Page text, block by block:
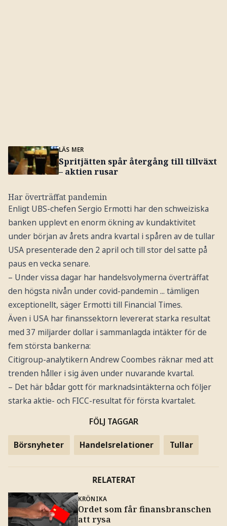
LÄS MER
Spritjätten spår återgång till tillväxt
– aktien rusar
Har överträffat pandemin
Enligt UBS-chefen Sergio Ermotti har den schweiziska
banken upplevt en enorm ökning av kundaktivitet
under början av årets andra kvartal i spåren av de tullar
USA presenterade den 2 april och till stor del satte på
paus en vecka senare.
– Under vissa dagar har handelsvolymerna överträffat
den högsta nivån under covid-pandemin ... tämligen
exceptionellt, säger Ermotti till Financial Times.
Även i USA har finanssektorn levererat starka resultat
med 37 miljarder dollar i sammanlagda intäkter för de
fem största bankerna:
Citigroup-analytikern Andrew Coombes räknar med att
trenden håller i sig även under nuvarande kvartal.
– Det här bådar gott för marknadsintäkterna och följer
starka aktie- och FICC-resultat för första kvartalet.
FÖLJ TAGGAR
Börsnyheter Handelsrelationer Tullar
RELATERAT
KRÖNIKA
Ordet som får finansbranschen
att rysa